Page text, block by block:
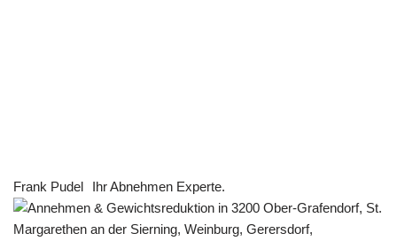
Frank Pudel Ihr Abnehmen Experte.